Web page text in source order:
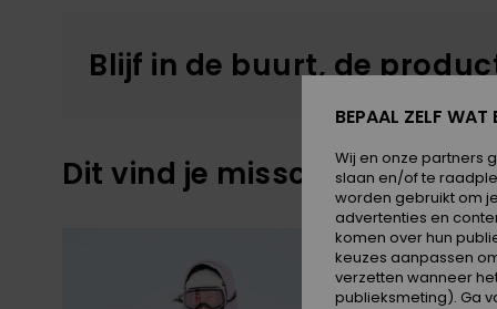
Blijf in de buurt, de
Dit vind je misschien ook
BEPAAL ZELF WAT
Wij en onze partners
slaan en/of te
worden gebruikt om
advertenties en
komen over hun
keuzes aanpassen
verzetten wanneer
publieksmeting). Ga